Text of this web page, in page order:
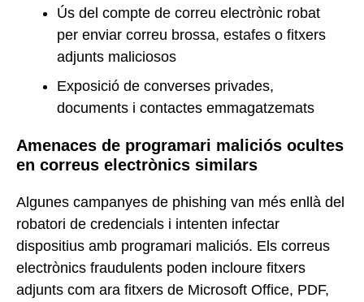
Ús del compte de correu electrònic robat
per enviar correu brossa, estafes o fitxers
adjunts maliciosos
Exposició de converses privades,
documents i contactes emmagatzemats
Amenaces de programari maliciós ocultes
en correus electrònics similars
Algunes campanyes de phishing van més enllà del
robatori de credencials i intenten infectar
dispositius amb programari maliciós. Els correus
electrònics fraudulents poden incloure fitxers
adjunts com ara fitxers de Microsoft Office, PDF,